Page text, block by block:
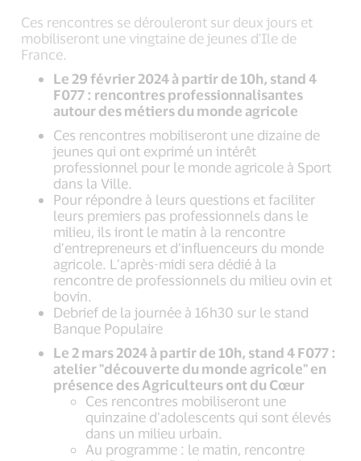
Ces rencontres se dérouleront sur deux jours et
mobiliseront une vingtaine de jeunes d'Ile de
France.
Le 29 février 2024 à partir de 10h, stand 4
F077 : rencontres professionnalisantes
autour des métiers du monde agricole
Ces rencontres mobiliseront une dizaine de
jeunes qui ont exprimé un intérêt
professionnel pour le monde agricole à Sport
dans la Ville.
Pour répondre à leurs questions et faciliter
leurs premiers pas professionnels dans le
milieu, ils iront le matin à la rencontre
d’entrepreneurs et d’influenceurs du monde
agricole. L’après-midi sera dédié à la
rencontre de professionnels du milieu ovin et
bovin.
Debrief de la journée à 16h30 sur le stand
Banque Populaire
Le 2 mars 2024 à partir de 10h, stand 4 F077 :
atelier "découverte du monde agricole" en
présence des Agriculteurs ont du Cœur
Ces rencontres mobiliseront une
quinzaine d’adolescents qui sont élevés
dans un milieu urbain.
Au programme : le matin, rencontre